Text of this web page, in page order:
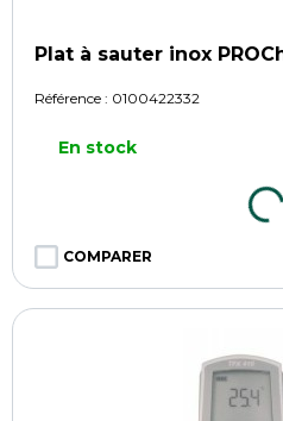
Plat à sauter inox
Référence : 0100422332
En stock
COMPARER